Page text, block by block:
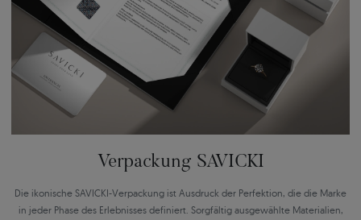
Verpackung SAVICKI
Die ikonische SAVICKI-Verpackung ist Ausdruck der Perfektion, die die Marke
in jeder Phase des Erlebnisses definiert. Sorgfältig ausgewählte Materialien,